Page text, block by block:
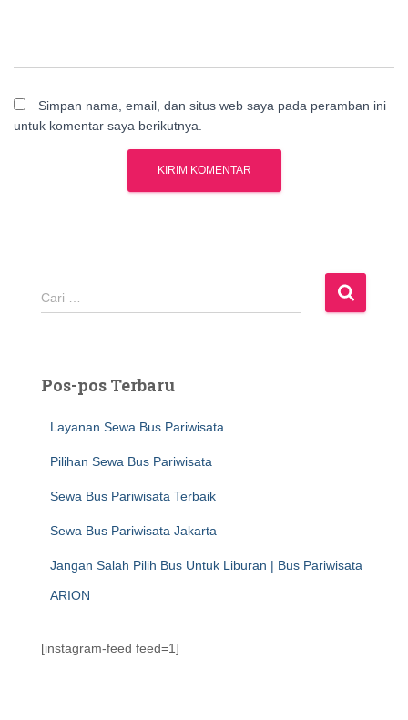
Simpan nama, email, dan situs web saya pada peramban ini
untuk komentar saya berikutnya.
C
a
n
Cari …
Pos-pos Terbaru
Layanan Sewa Bus Pariwisata
Pilihan Sewa Bus Pariwisata
Sewa Bus Pariwisata Terbaik
Sewa Bus Pariwisata Jakarta
Jangan Salah Pilih Bus Untuk Liburan | Bus Pariwisata
ARION
[instagram-feed feed=1]